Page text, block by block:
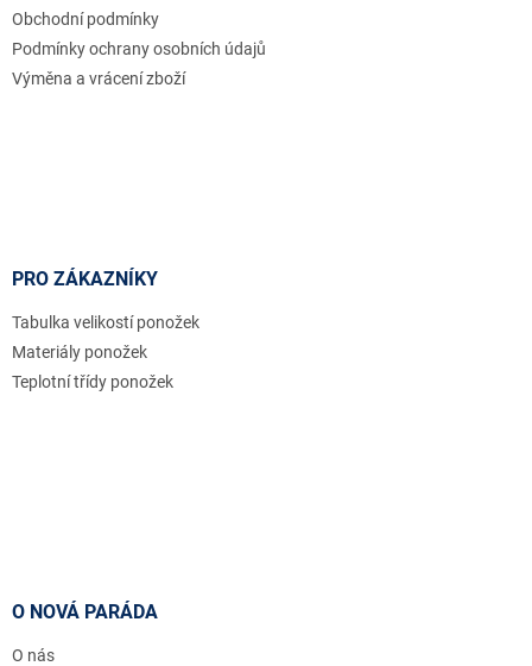
Obchodní podmínky
Podmínky ochrany osobních údajů
Výměna a vrácení zboží
PRO ZÁKAZNÍKY
Tabulka velikostí ponožek
Materiály ponožek
Teplotní třídy ponožek
O NOVÁ PARÁDA
O nás